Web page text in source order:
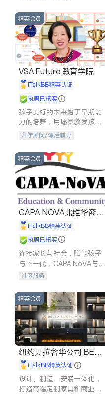
精英会员
VSA Future 教育学院
iTalkBB精英认证
执照已核实
孩子美好的未来始于早期能
力的培养，用愿景激发孩子
的学习潜力和动力。理念：
石。
升学顾问/课后辅导
精英会员
CAPA NOVA北维华裔家
长会iTalkBB精英认证
执照已核实
连接家长与社会，赋能孩子
与下一代，CAPA NoVA与您
携手建设包容、公平、充满
社区服务
精英会员
纽约贝拉奢华公司 BELL
A LUXE
iTalkBB精英认证
设计、制造、安装一体化，
打造高端定制家具和商业空